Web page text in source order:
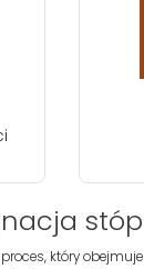
który